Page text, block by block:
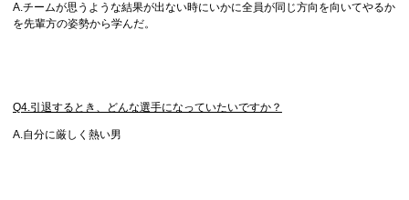
A.チームが思うような結果が出ない時にいかに全員が同じ方向を向いてやるか
を先輩方の姿勢から学んだ。
Q4.引退するとき、どんな選手になっていたいですか？
A.自分に厳しく熱い男